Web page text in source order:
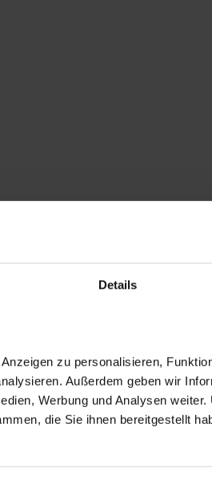
Details
zu personalisieren,
Außerdem geben wir
Werbung und Analysen
die Sie ihnen bereitgestellt